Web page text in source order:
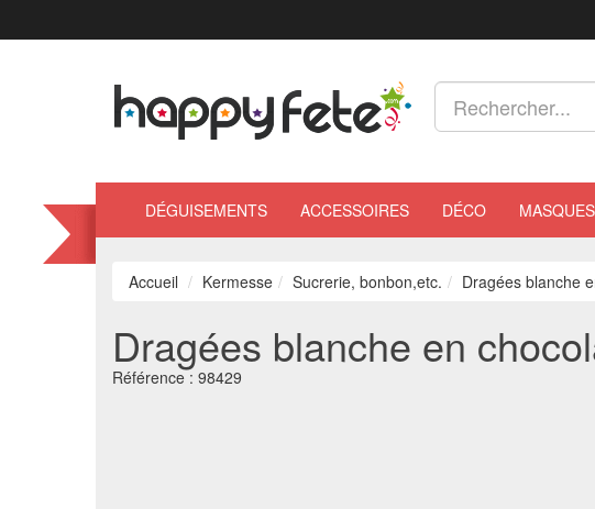
DÉGUISEMENTS ACCESSOIRES DÉCO MASQUES
Accueil Kermesse Sucrerie, bonbon,etc. Dragées blanche
Dragées blanche en
Référence : 98429